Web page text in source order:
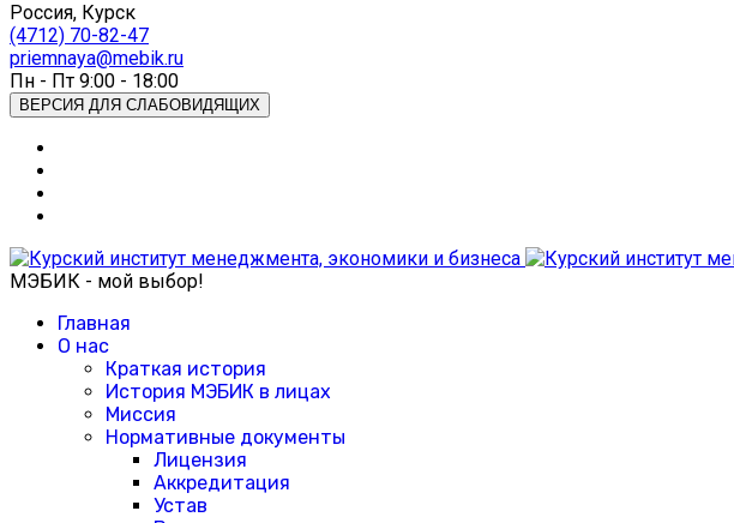
Россия, Курск
(4712) 70-82-47
priemnaya@mebik.ru
Пн - Пт 9:00 - 18:00
ВЕРСИЯ ДЛЯ СЛАБОВИДЯЩИХ
МЭБИК - мой выбор!
Главная
О нас
Краткая история
История МЭБИК в лицах
Миссия
Нормативные документы
Лицензия
Аккредитация
Устав